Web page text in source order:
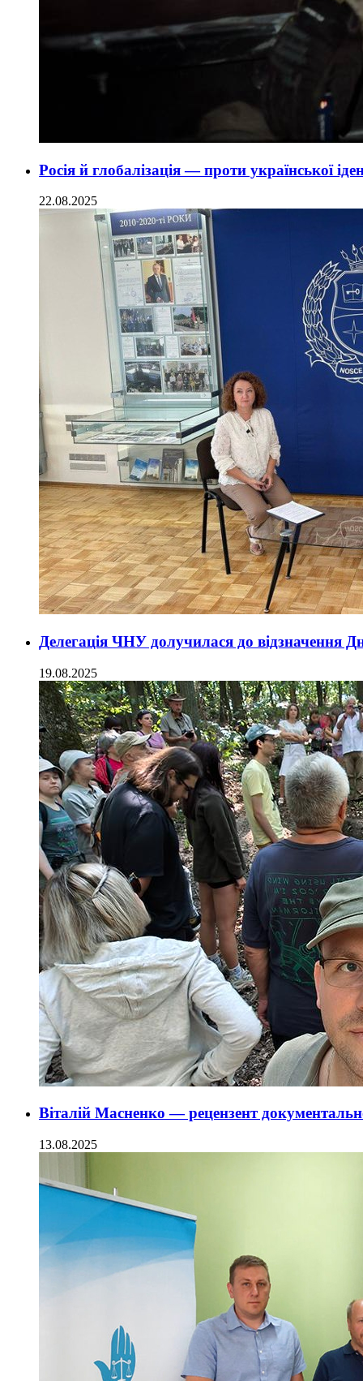
Росія й глобалізація — проти української
22.08.2025
Делегація ЧНУ долучилася до відзначення
19.08.2025
Віталій Масненко — рецензент
13.08.2025